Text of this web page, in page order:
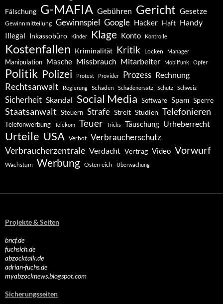
Fälschung G-MAFIA Gebühren Gericht Gesetze
Gewinnmitteilung Gewinnspiel Google Hacker Haft Handy
Illegal Inkassobüro Kinder Klage Konto Kontrolle
Kostenfallen Kriminalität Kritik Locken Manager
Manipulation Masche Missbrauch Mitarbeiter Mobilfunk Opfer
Politik Polizei Protest Provider Prozess Rechnung
Rechtsanwalt Regierung Schaden Schadenersatz Schutz Schweiz
Sicherheit Skandal Social Media Software Spam Sperre
Staatsanwalt Steuern Strafe Streit Studien Telefonieren
Telefonwerbung Telekom Teuer Tricks Täuschung Urheberrecht
Urteile USA Verbot Verbraucherschutz
Verbraucherzentrale Verdacht Vertrag Video Vorwurf
Wachstum Werbung Österreich Überwachung
Projekte & Seiten
bncf.de
fuchsich.de
abzocktalk.de
adrian-fuchs.de
myabzocknews.blogspot.com
Sicherungsseiten